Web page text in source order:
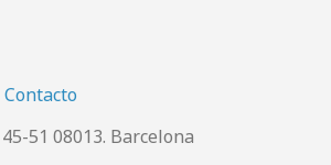
Contacto
51 08013. Barcelona